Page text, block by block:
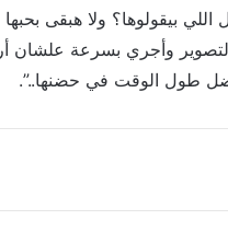
بيقولوها؟ ولا هبقى
وأجري بسرعة علشان
طول الوقت في حضنها..”.